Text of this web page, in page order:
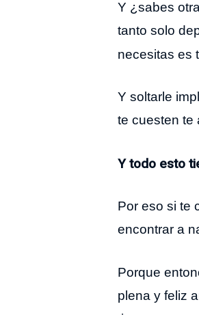
Y ¿sabes
tanto solo
necesitas es
Y soltarle
te cuesten te
Y todo esto
Por eso si te
encontrar a
Porque
plena y feliz